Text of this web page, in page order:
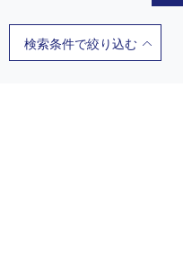
検索条件で絞り込む